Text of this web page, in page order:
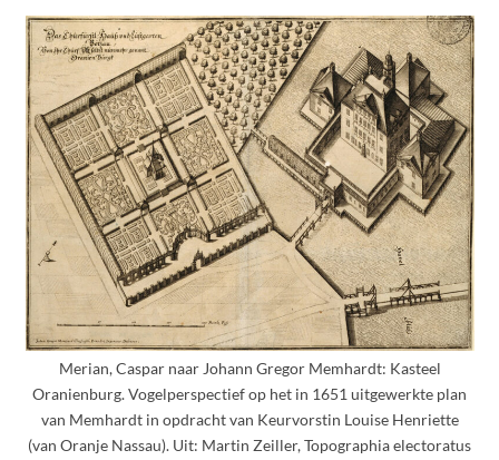
Merian, Caspar naar Johann Gregor Memhardt: Kasteel
Oranienburg. Vogelperspectief op het in 1651 uitgewerkte plan
van Memhardt in opdracht van Keurvorstin Louise Henriette
(van Oranje Nassau). Uit: Martin Zeiller, Topographia electoratus